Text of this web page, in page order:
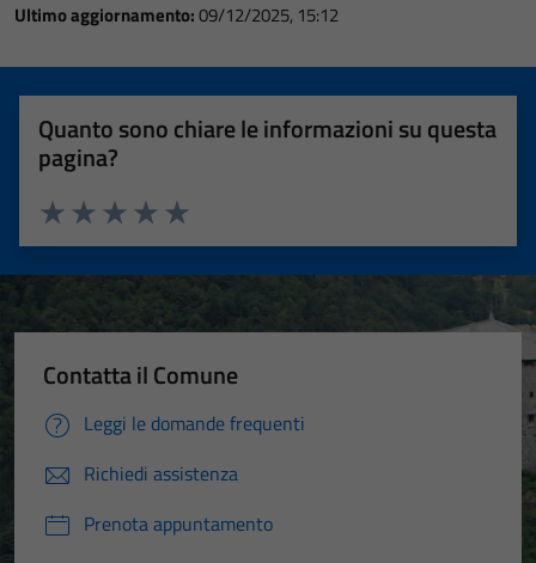
Ultimo aggiornamento:09/12/2025, 15:12
Quanto sono chiare le informazioni su questa
pagina?
Valuta 5 stelle su 5
Valuta 4 stelle su 5
Valuta 3 stelle su 5
Valuta 2 stelle su 5
Valuta 1 stelle su 5
Contatta il Comune
Leggi le domande frequenti
Richiedi assistenza
Prenota appuntamento